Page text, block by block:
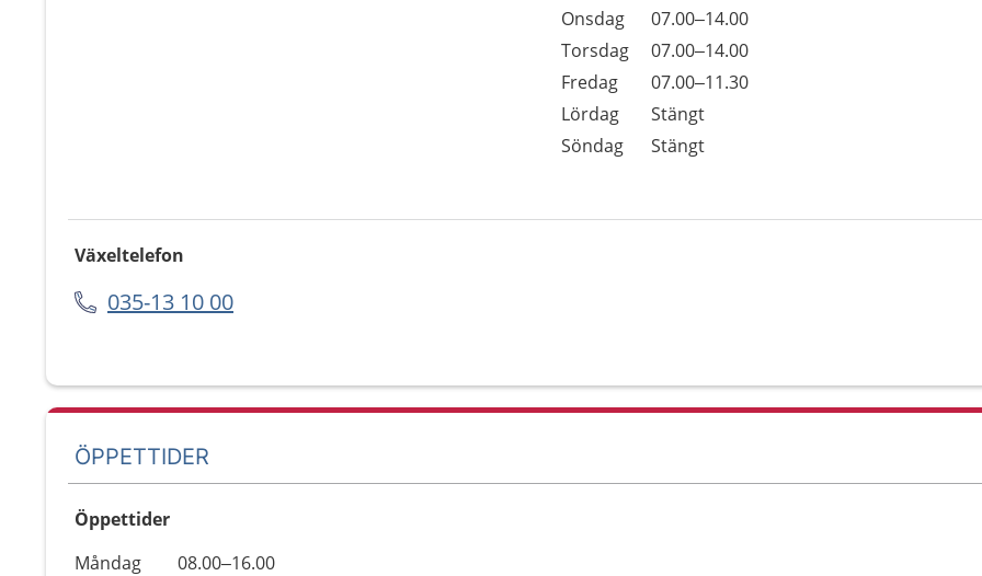
Onsdag
07.00–14.00
Torsdag
07.00–14.00
Fredag
07.00–11.30
Lördag
Stängt
Söndag
Stängt
Växeltelefon
035-13 10 00
ÖPPETTIDER
Öppettider
Dag
Öppettider
Kommentarer
Måndag
08.00–16.00